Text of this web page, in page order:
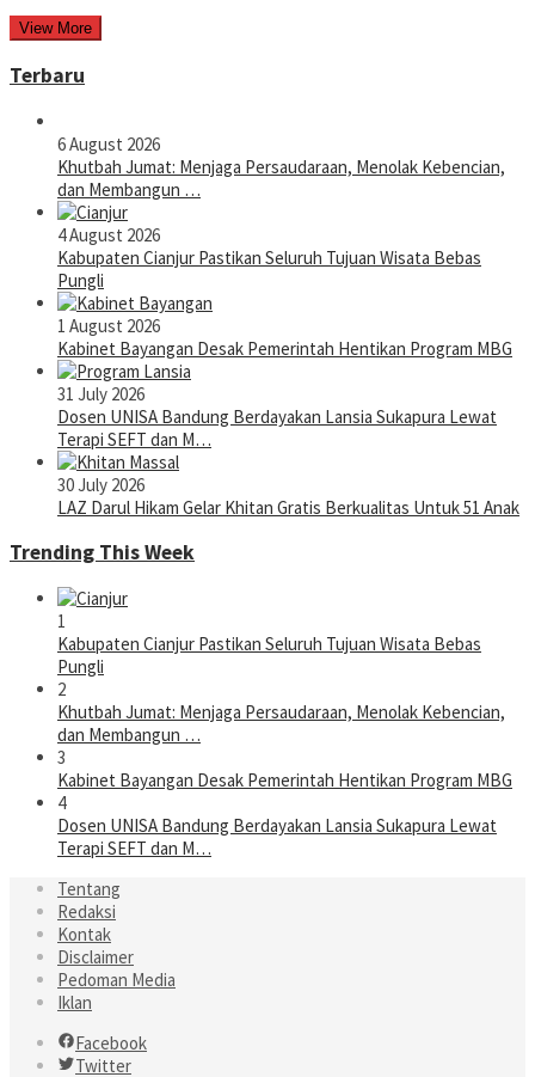
View More
Terbaru
6 August 2026
Khutbah Jumat: Menjaga Persaudaraan, Menolak Kebencian,
dan Membangun …
4 August 2026
Kabupaten Cianjur Pastikan Seluruh Tujuan Wisata Bebas
Pungli
1 August 2026
Kabinet Bayangan Desak Pemerintah Hentikan Program MBG
31 July 2026
Dosen UNISA Bandung Berdayakan Lansia Sukapura Lewat
Terapi SEFT dan M…
30 July 2026
LAZ Darul Hikam Gelar Khitan Gratis Berkualitas Untuk 51 Anak
Trending This Week
1
Kabupaten Cianjur Pastikan Seluruh Tujuan Wisata Bebas
Pungli
2
Khutbah Jumat: Menjaga Persaudaraan, Menolak Kebencian,
dan Membangun …
3
Kabinet Bayangan Desak Pemerintah Hentikan Program MBG
4
Dosen UNISA Bandung Berdayakan Lansia Sukapura Lewat
Terapi SEFT dan M…
Tentang
Redaksi
Kontak
Disclaimer
Pedoman Media
Iklan
Facebook
Twitter